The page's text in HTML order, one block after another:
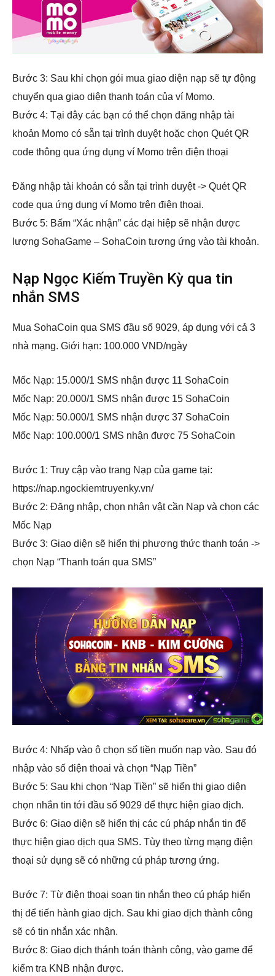
Bước 3: Sau khi chọn gói mua giao diện nạp sẽ tự động
chuyển qua giao diện thanh toán của ví Momo.
Bước 4: Tại đây các bạn có thể chọn đăng nhập tài
khoản Momo có sẵn tại trình duyệt hoặc chọn Quét QR
code thông qua ứng dụng ví Momo trên điện thoại
Đăng nhập tài khoản có sẵn tại trình duyệt -> Quét QR
code qua ứng dụng ví Momo trên điện thoại.
Bước 5: Bấm “Xác nhận” các đại hiệp sẽ nhận được
lượng SohaGame – SohaCoin tương ứng vào tài khoản.
Nạp Ngọc Kiếm Truyền Kỳ qua tin
nhắn SMS
Mua SohaCoin qua SMS đầu số 9029, áp dụng với cả 3
nhà mạng. Giới hạn: 100.000 VND/ngày
Mốc Nạp: 15.000/1 SMS nhận được 11 SohaCoin
Mốc Nạp: 20.000/1 SMS nhận được 15 SohaCoin
Mốc Nạp: 50.000/1 SMS nhận được 37 SohaCoin
Mốc Nạp: 100.000/1 SMS nhận được 75 SohaCoin
Bước 1: Truy cập vào trang Nạp của game tại:
https://nap.ngockiemtruyenky.vn/
Bước 2: Đăng nhập, chọn nhân vật cần Nạp và chọn các
Mốc Nạp
Bước 3: Giao diện sẽ hiển thị phương thức thanh toán ->
chọn Nạp “Thanh toán qua SMS”
Bước 4: Nhấp vào ô chọn số tiền muốn nạp vào. Sau đó
nhập vào số điện thoai và chọn “Nạp Tiền”
Bước 5: Sau khi chọn “Nạp Tiền” sẽ hiển thị giao diện
chọn nhắn tin tới đầu số 9029 để thực hiện giao dịch.
Bước 6: Giao diện sẽ hiển thị các cú pháp nhắn tin để
thực hiện giao dịch qua SMS. Tùy theo từng mạng điện
thoại sử dụng sẽ có những cú pháp tương ứng.
Bước 7: Từ điện thoại soạn tin nhắn theo cú pháp hiển
thị để tiến hành giao dịch. Sau khi giao dịch thành công
sẽ có tin nhắn xác nhận.
Bước 8: Giao dịch thánh toán thành công, vào game để
kiểm tra KNB nhận được.